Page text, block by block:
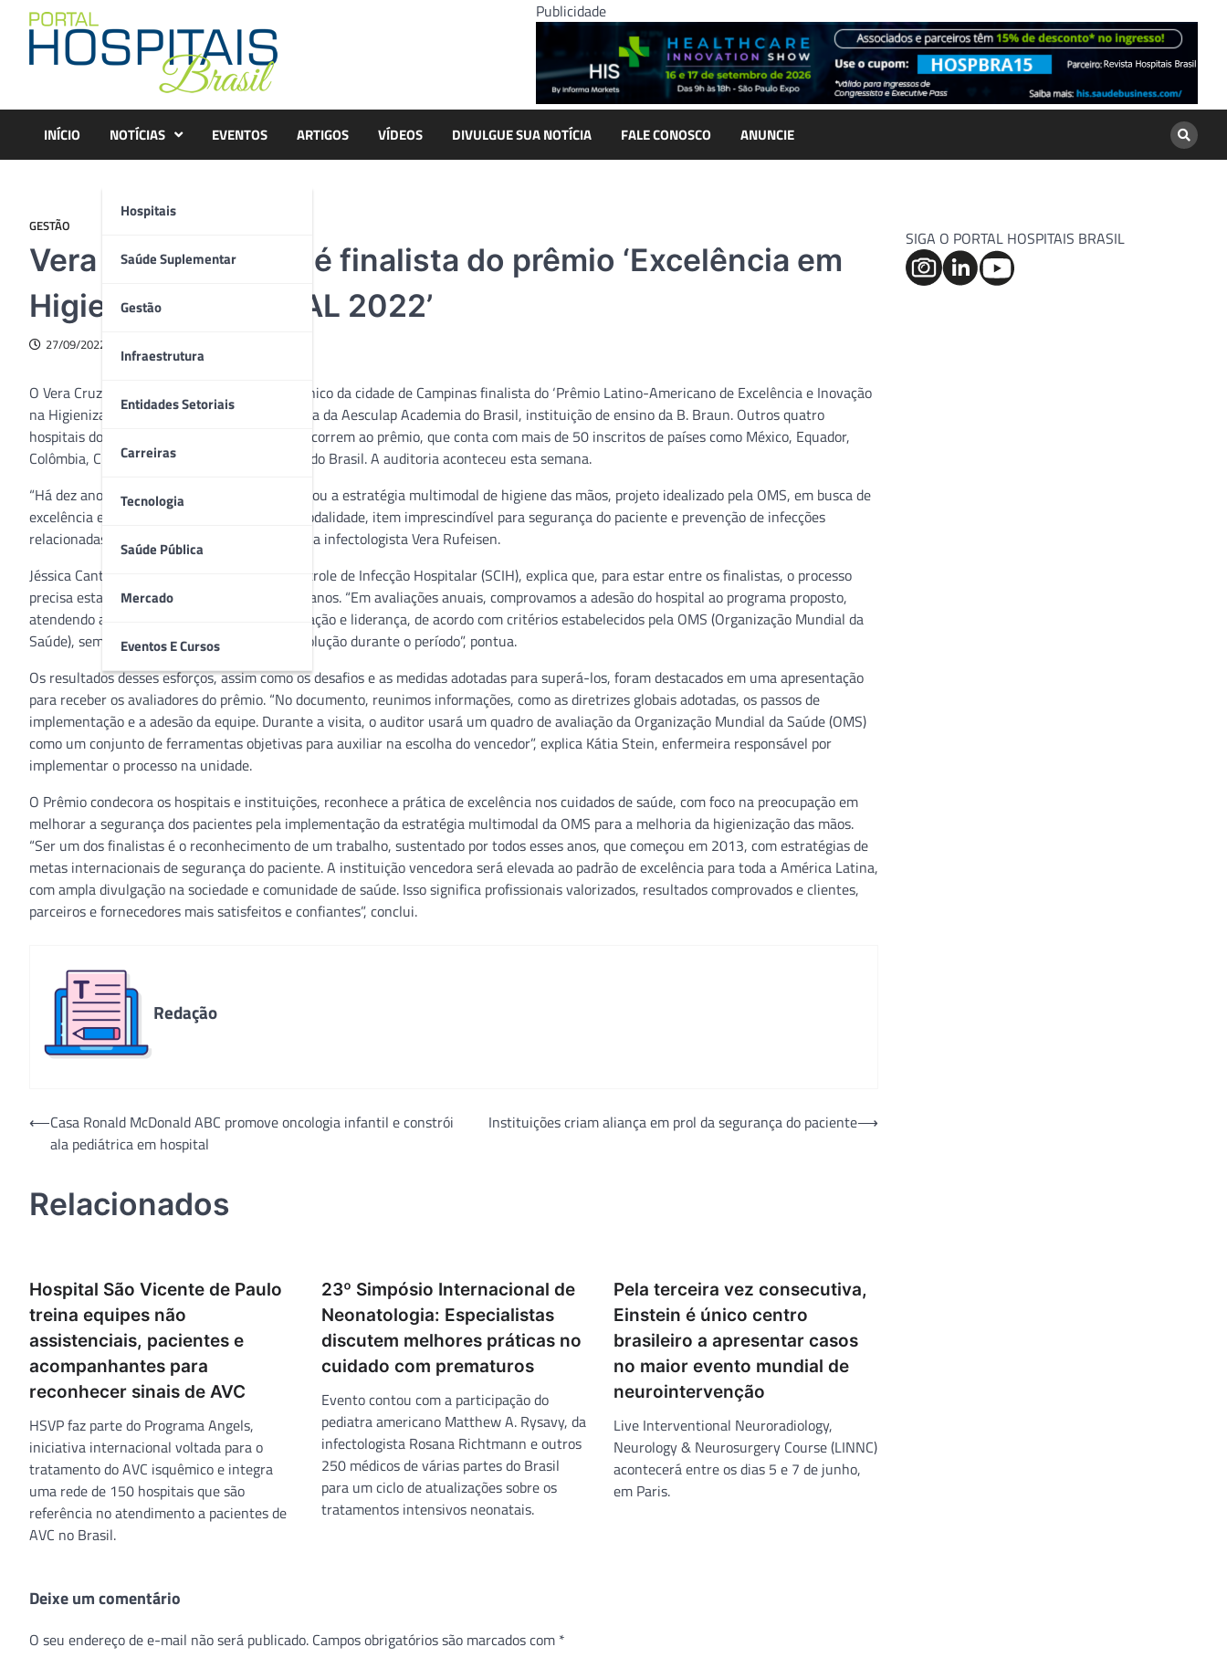
content
Publicidade
INÍCIO NOTÍCIAS
Hospitais
Saúde Suplementar
Gestão
Infraestrutura
Entidades Setoriais
Carreiras
Tecnologia
Saúde Pública
Mercado
Eventos E Cursos
EVENTOS ARTIGOS VÍDEOS DIVULGUE SUA NOTÍCIA FALE CONOSCO ANUNCIE
GESTÃO
Vera Cruz Hospital é finalista do prêmio ‘Excelência em
Higiene das Mãos AL 2022’
27/09/2022
O Vera Cruz Hospital, de Campinas (SP), é o único da cidade de Campinas finalista do ‘Prêmio Latino-Americano de Excelência e Inovação
na Higienização das Mãos 2022’, uma iniciativa da Aesculap Academia do Brasil, instituição de ensino da B. Braun. Outros quatro
hospitais do estado de São Paulo também concorrem ao prêmio, que conta com mais de 50 inscritos de países como México, Equador,
Colômbia, Chile, Argentina, El Salvador, além do Brasil. A auditoria aconteceu esta semana.
“Há dez anos, o Vera Cruz Hospital implementou a estratégia multimodal de higiene das mãos, projeto idealizado pela OMS, em busca de
excelência estrutural e de processos nesta modalidade, item imprescindível para segurança do paciente e prevenção de infecções
relacionadas à assistência em saúde”, detalha a infectologista Vera Rufeisen.
Jéssica Cantão, enfermeira do Serviço de Controle de Infecção Hospitalar (SCIH), explica que, para estar entre os finalistas, o processo
precisa estar consolidado há pelo menos três anos. “Em avaliações anuais, comprovamos a adesão do hospital ao programa proposto,
atendendo a quesitos como criatividade, inovação e liderança, de acordo com critérios estabelecidos pela OMS (Organização Mundial da
Saúde), sempre apresentando melhorias e evolução durante o período”, pontua.
Os resultados desses esforços, assim como os desafios e as medidas adotadas para superá-los, foram destacados em uma apresentação
para receber os avaliadores do prêmio. “No documento, reunimos informações, como as diretrizes globais adotadas, os passos de
implementação e a adesão da equipe. Durante a visita, o auditor usará um quadro de avaliação da Organização Mundial da Saúde (OMS)
como um conjunto de ferramentas objetivas para auxiliar na escolha do vencedor”, explica Kátia Stein, enfermeira responsável por
implementar o processo na unidade.
O Prêmio condecora os hospitais e instituições, reconhece a prática de excelência nos cuidados de saúde, com foco na preocupação em
melhorar a segurança dos pacientes pela implementação da estratégia multimodal da OMS para a melhoria da higienização das mãos.
“Ser um dos finalistas é o reconhecimento de um trabalho, sustentado por todos esses anos, que começou em 2013, com estratégias de
metas internacionais de segurança do paciente. A instituição vencedora será elevada ao padrão de excelência para toda a América Latina,
com ampla divulgação na sociedade e comunidade de saúde. Isso significa profissionais valorizados, resultados comprovados e clientes,
parceiros e fornecedores mais satisfeitos e confiantes”, conclui.
Redação
Navegação
⟵Casa Ronald McDonald ABC promove oncologia infantil e constrói
ala pediátrica em hospital
Instituições criam aliança em prol da segurança do paciente⟶
Relacionados
Hospital São Vicente de Paulo
treina equipes não
assistenciais, pacientes e
acompanhantes para
reconhecer sinais de AVC
HSVP faz parte do Programa Angels,
iniciativa internacional voltada para o
tratamento do AVC isquêmico e integra
uma rede de 150 hospitais que são
referência no atendimento a pacientes de
AVC no Brasil.
23º Simpósio Internacional de
Neonatologia: Especialistas
discutem melhores práticas no
cuidado com prematuros
Evento contou com a participação do
pediatra americano Matthew A. Rysavy, da
infectologista Rosana Richtmann e outros
250 médicos de várias partes do Brasil
para um ciclo de atualizações sobre os
tratamentos intensivos neonatais.
Pela terceira vez consecutiva,
Einstein é único centro
brasileiro a apresentar casos
no maior evento mundial de
neurointervenção
Live Interventional Neuroradiology,
Neurology & Neurosurgery Course (LINNC)
acontecerá entre os dias 5 e 7 de junho,
em Paris.
Deixe um comentário
O seu endereço de e-mail não será publicado. Campos obrigatórios são marcados com *
SIGA O PORTAL HOSPITAIS BRASIL